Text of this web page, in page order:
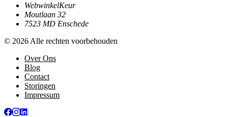
WebwinkelKeur
Moutlaan 32
7523 MD Enschede
© 2026 Alle rechten voorbehouden
Over Ons
Blog
Contact
Storingen
Impressum